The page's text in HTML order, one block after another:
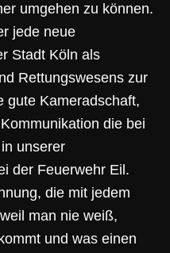
umgehen zu können.
jede neue
Stadt Köln als
Rettungswesens zur
gute Kameradschaft,
die bei
unserer
der Feuerwehr Eil.
die mit jedem
man nie weiß,
und was einen